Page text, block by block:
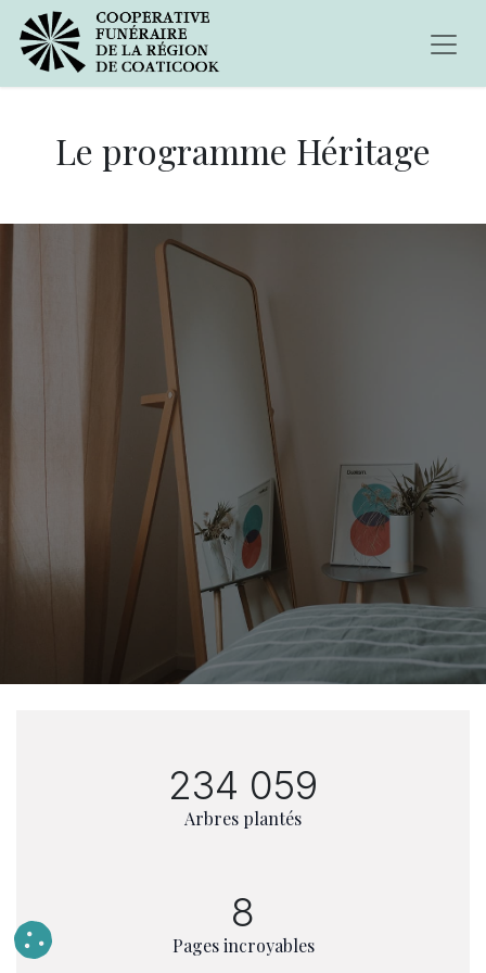
Le programme Héritage
234 059
Arbres plantés
8
Pages incroyables